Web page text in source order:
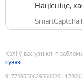
Націсніце,
SmartCaptcha
Калі ў вас узніклі
сувязі
9177595306295060201 :